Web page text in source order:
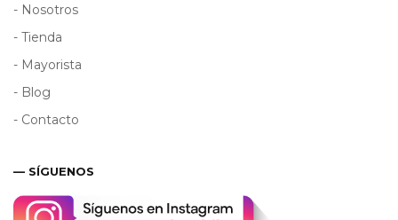
- Nosotros
- Tienda
- Mayorista
- Blog
- Contacto
— SÍGUENOS